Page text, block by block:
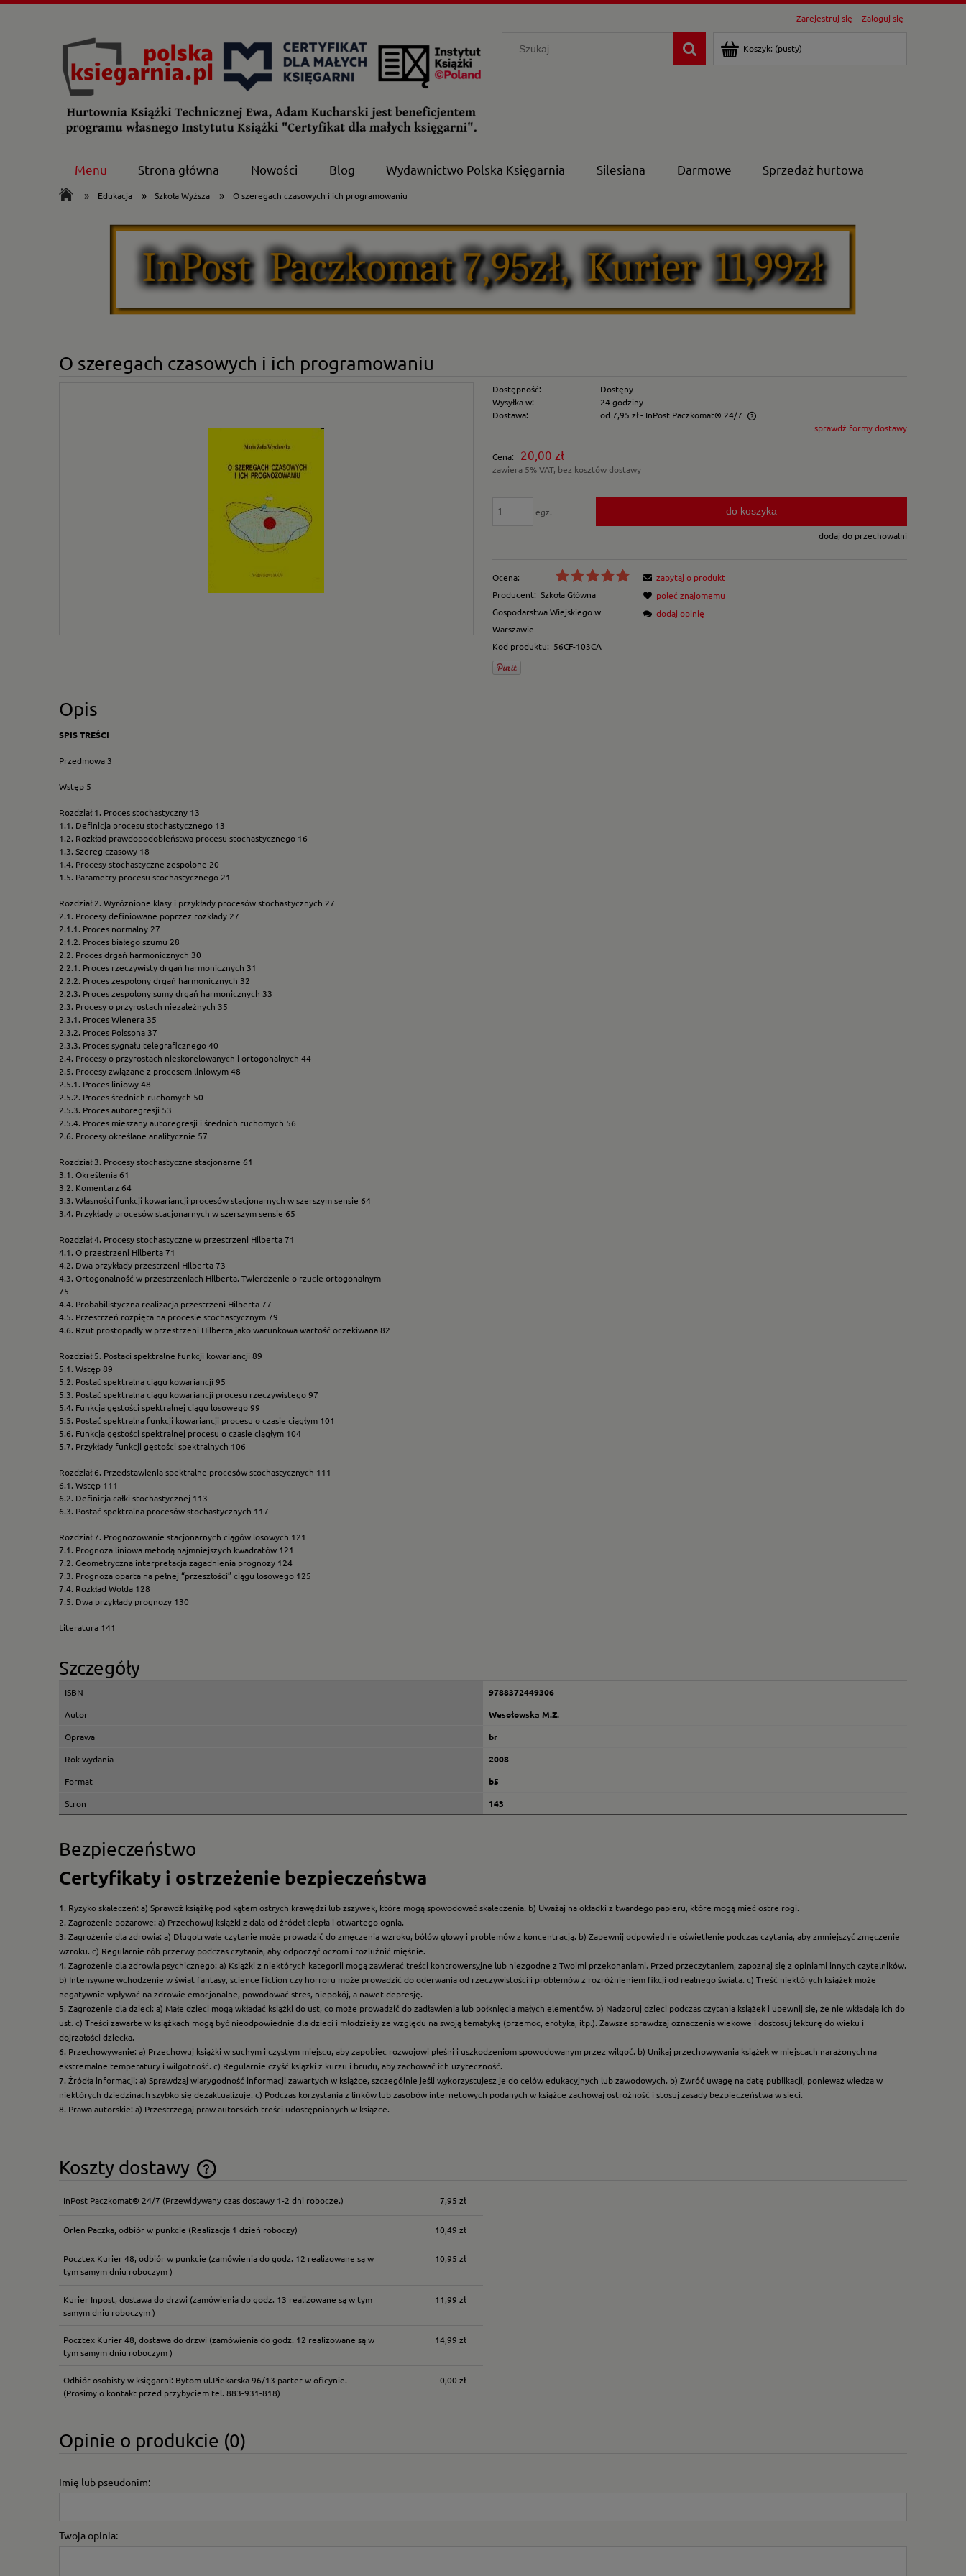
Zarejestruj się Zaloguj się
Koszyk: (pusty)
Menu Strona główna Nowości Blog Wydawnictwo Polska Księgarnia Silesiana Darmowe Sprzedaż hurtowa
» Edukacja » Szkoła Wyższa » O szeregach czasowych i ich programowaniu
O szeregach czasowych i ich programowaniu
Dostępność:
Dostęny
Wysyłka w:
24 godziny
Dostawa:
od 7,95 zł- InPost Paczkomat® 24/7
płatności
sprawdź formy dostawy
Cena: 20,00 zł
zawiera 5% VAT, bez kosztów dostawy
egz. do koszyka
dodaj do przechowalni
Ocena:
Producent: Szkoła Główna
Gospodarstwa Wiejskiego w
Warszawie
Kod produktu: 56CF-103CA
zapytaj o produkt
poleć znajomemu
dodaj opinię
Opis
SPIS TREŚCI
Przedmowa 3
Wstęp 5
Rozdział 1. Proces stochastyczny 13
1.1. Definicja procesu stochastycznego 13
1.2. Rozkład prawdopodobieństwa procesu stochastycznego 16
1.3. Szereg czasowy 18
1.4. Procesy stochastyczne zespolone 20
1.5. Parametry procesu stochastycznego 21
Rozdział 2. Wyróżnione klasy i przykłady procesów stochastycznych 27
2.1. Procesy definiowane poprzez rozkłady 27
2.1.1. Proces normalny 27
2.1.2. Proces białego szumu 28
2.2. Proces drgań harmonicznych 30
2.2.1. Proces rzeczywisty drgań harmonicznych 31
2.2.2. Proces zespolony drgań harmonicznych 32
2.2.3. Proces zespolony sumy drgań harmonicznych 33
2.3. Procesy o przyrostach niezależnych 35
2.3.1. Proces Wienera 35
2.3.2. Proces Poissona 37
2.3.3. Proces sygnału telegraficznego 40
2.4. Procesy o przyrostach nieskorelowanych i ortogonalnych 44
2.5. Procesy związane z procesem liniowym 48
2.5.1. Proces liniowy 48
2.5.2. Proces średnich ruchomych 50
2.5.3. Proces autoregresji 53
2.5.4. Proces mieszany autoregresji i średnich ruchomych 56
2.6. Procesy określane analitycznie 57
Rozdział 3. Procesy stochastyczne stacjonarne 61
3.1. Określenia 61
3.2. Komentarz 64
3.3. Własności funkcji kowariancji procesów stacjonarnych w szerszym sensie 64
3.4. Przykłady procesów stacjonarnych w szerszym sensie 65
Rozdział 4. Procesy stochastyczne w przestrzeni Hilberta 71
4.1. O przestrzeni Hilberta 71
4.2. Dwa przykłady przestrzeni Hilberta 73
4.3. Ortogonalność w przestrzeniach Hilberta. Twierdzenie o rzucie ortogonalnym
75
4.4. Probabilistyczna realizacja przestrzeni Hilberta 77
4.5. Przestrzeń rozpięta na procesie stochastycznym 79
4.6. Rzut prostopadły w przestrzeni Hilberta jako warunkowa wartość oczekiwana 82
Rozdział 5. Postaci spektralne funkcji kowariancji 89
5.1. Wstęp 89
5.2. Postać spektralna ciągu kowariancji 95
5.3. Postać spektralna ciągu kowariancji procesu rzeczywistego 97
5.4. Funkcja gęstości spektralnej ciągu losowego 99
5.5. Postać spektralna funkcji kowariancji procesu o czasie ciągłym 101
5.6. Funkcja gęstości spektralnej procesu o czasie ciągłym 104
5.7. Przykłady funkcji gęstości spektralnych 106
Rozdział 6. Przedstawienia spektralne procesów stochastycznych 111
6.1. Wstęp 111
6.2. Definicja całki stochastycznej 113
6.3. Postać spektralna procesów stochastycznych 117
Rozdział 7. Prognozowanie stacjonarnych ciągów losowych 121
7.1. Prognoza liniowa metodą najmniejszych kwadratów 121
7.2. Geometryczna interpretacja zagadnienia prognozy 124
7.3. Prognoza oparta na pełnej “przeszłości” ciągu losowego 125
7.4. Rozkład Wolda 128
7.5. Dwa przykłady prognozy 130
Literatura 141
Szczegóły
ISBN
9788372449306
Autor
Wesołowska M.Z.
Oprawa
br
Rok wydania
2008
Format
b5
Stron
143
Bezpieczeństwo
Certyfikaty i ostrzeżenie bezpieczeństwa
1. Ryzyko skaleczeń: a) Sprawdź książkę pod kątem ostrych krawędzi lub zszywek, które mogą spowodować skaleczenia. b) Uważaj na okładki z twardego papieru, które mogą mieć ostre rogi.
2. Zagrożenie pożarowe: a) Przechowuj książki z dala od źródeł ciepła i otwartego ognia.
3. Zagrożenie dla zdrowia: a) Długotrwałe czytanie może prowadzić do zmęczenia wzroku, bólów głowy i problemów z koncentracją. b) Zapewnij odpowiednie oświetlenie podczas czytania, aby zmniejszyć zmęczenie
wzroku. c) Regularnie rób przerwy podczas czytania, aby odpocząć oczom i rozluźnić mięśnie.
4. Zagrożenie dla zdrowia psychicznego: a) Książki z niektórych kategorii mogą zawierać treści kontrowersyjne lub niezgodne z Twoimi przekonaniami. Przed przeczytaniem, zapoznaj się z opiniami innych czytelników.
b) Intensywne wchodzenie w świat fantasy, science fiction czy horroru może prowadzić do oderwania od rzeczywistości i problemów z rozróżnieniem fikcji od realnego świata. c) Treść niektórych książek może
negatywnie wpływać na zdrowie emocjonalne, powodować stres, niepokój, a nawet depresję.
5. Zagrożenie dla dzieci: a) Małe dzieci mogą wkładać książki do ust, co może prowadzić do zadławienia lub połknięcia małych elementów. b) Nadzoruj dzieci podczas czytania książek i upewnij się, że nie wkładają ich do
ust. c) Treści zawarte w książkach mogą być nieodpowiednie dla dzieci i młodzieży ze względu na swoją tematykę (przemoc, erotyka, itp.). Zawsze sprawdzaj oznaczenia wiekowe i dostosuj lekturę do wieku i
dojrzałości dziecka.
6. Przechowywanie: a) Przechowuj książki w suchym i czystym miejscu, aby zapobiec rozwojowi pleśni i uszkodzeniom spowodowanym przez wilgoć. b) Unikaj przechowywania książek w miejscach narażonych na
ekstremalne temperatury i wilgotność. c) Regularnie czyść książki z kurzu i brudu, aby zachować ich użyteczność.
7. Źródła informacji: a) Sprawdzaj wiarygodność informacji zawartych w książce, szczególnie jeśli wykorzystujesz je do celów edukacyjnych lub zawodowych. b) Zwróć uwagę na datę publikacji, ponieważ wiedza w
niektórych dziedzinach szybko się dezaktualizuje. c) Podczas korzystania z linków lub zasobów internetowych podanych w książce zachowaj ostrożność i stosuj zasady bezpieczeństwa w sieci.
8. Prawa autorskie: a) Przestrzegaj praw autorskich treści udostępnionych w książce.
Koszty dostawy
Cena nie zawiera ewentualnych kosztów
InPost Paczkomat® 24/7 (Przewidywany czas dostawy 1-2 dni robocze.) 7,95 zł
Orlen Paczka, odbiór w punkcie (Realizacja 1 dzień roboczy) 10,49 zł
Pocztex Kurier 48, odbiór w punkcie (zamówienia do godz. 12 realizowane są w
tym samym dniu roboczym )
10,95 zł
Kurier Inpost, dostawa do drzwi (zamówienia do godz. 13 realizowane są w tym
samym dniu roboczym )
11,99 zł
Pocztex Kurier 48, dostawa do drzwi (zamówienia do godz. 12 realizowane są w
tym samym dniu roboczym )
14,99 zł
Odbiór osobisty w księgarni: Bytom ul.Piekarska 96/13 parter w oficynie.
(Prosimy o kontakt przed przybyciem tel. 883-931-818)
0,00 zł
Opinie o produkcie (0)
Imię lub pseudonim:
Twoja opinia: